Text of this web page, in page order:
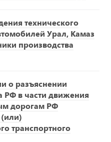
технического
Урал, Камаз
производства
о разъяснении
РФ в части движения
дорогам РФ
транспортного